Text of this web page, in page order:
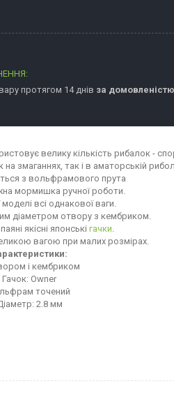
протягом 14 днів за домовленістю
велику кількість рибалок -
на змаганнях, так і в аматорській
з вольфрамового прута
мормишка ручної роботи.
моделі всі однакової ваги.
діаметром отвору з кембриком.
якісні японські гачки.
вагою при малих розмірах.
і кембриком
Гачок: Owner
точений
2.8 мм